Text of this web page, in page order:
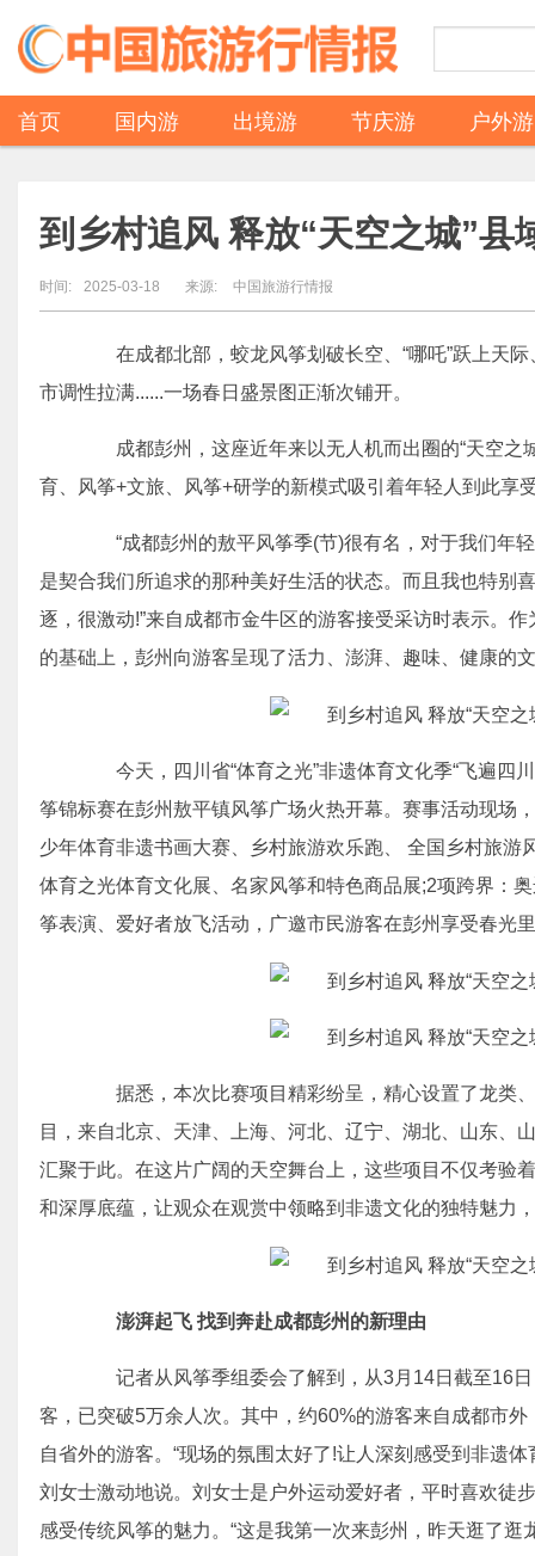
首页 国内游 出境游 节庆游 户外游
到乡村追风 释放“天空之城”县
时间: 2025-03-18 来源: 中国旅游行情报
在成都北部，蛟龙风筝划破长空、“哪吒”跃上天际
市调性拉满......一场春日盛景图正渐次铺开。
成都彭州，这座近年来以无人机而出圈的“天空之
育、风筝+文旅、风筝+研学的新模式吸引着年轻人到此享
“成都彭州的敖平风筝季(节)很有名，对于我们年
是契合我们所追求的那种美好生活的状态。而且我也特别
逐，很激动!”来自成都市金牛区的游客接受采访时表示。
的基础上，彭州向游客呈现了活力、澎湃、趣味、健康的
今天，四川省“体育之光”非遗体育文化季“飞遍四
筝锦标赛在彭州敖平镇风筝广场火热开幕。赛事活动现场
少年体育非遗书画大赛、乡村旅游欢乐跑、 全国乡村旅
体育之光体育文化展、名家风筝和特色商品展;2项跨界：
筝表演、爱好者放飞活动，广邀市民游客在彭州享受春光
据悉，本次比赛项目精彩纷呈，精心设置了龙类
目，来自北京、天津、上海、河北、辽宁、湖北、山东、
汇聚于此。在这片广阔的天空舞台上，这些项目不仅考验
和深厚底蕴，让观众在观赏中领略到非遗文化的独特魅力
澎湃起飞 找到奔赴成都彭州的新理由
记者从风筝季组委会了解到，从3月14日截至16日
客，已突破5万余人次。其中，约60%的游客来自成都市
自省外的游客。“现场的氛围太好了!让人深刻感受到非遗
刘女士激动地说。刘女士是户外运动爱好者，平时喜欢徒
感受传统风筝的魅力。“这是我第一次来彭州，昨天逛了